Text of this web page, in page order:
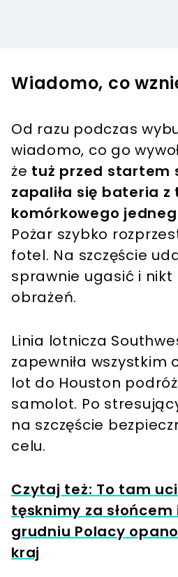
Wiadomo, co
Od razu podczas
wiadomo, co go
że tuż przed startem
zapaliła się bateria z
komórkowego
Pożar szybko
fotel. Na szczęście
sprawnie ugasić i nikt
obrażeń.
Linia lotnicza
zapewniła wszystkim
lot do Houston
samolot. Po
na szczęście
celu.
Czytaj też: To tam
tęsknimy za słońcem
grudniu Polacy
kraj